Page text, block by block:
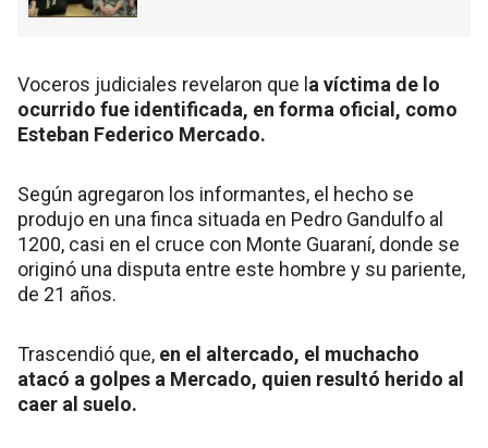
Voceros judiciales revelaron que l a víctima de lo
ocurrido fue identificada, en forma oficial, como
Esteban Federico Mercado.
Según agregaron los informantes, el hecho se
produjo en una finca situada en Pedro Gandulfo al
1200, casi en el cruce con Monte Guaraní, donde se
originó una disputa entre este hombre y su pariente,
de 21 años.
Trascendió que, en el altercado, el muchacho
atacó a golpes a Mercado, quien resultó herido al
caer al suelo.